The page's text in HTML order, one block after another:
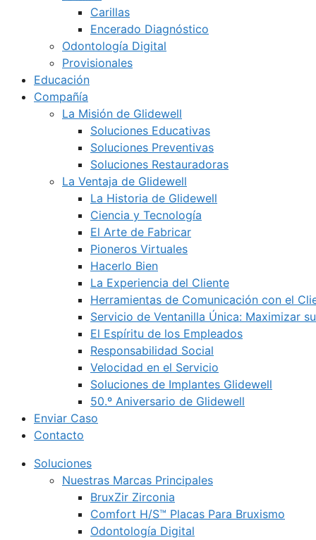
Carillas
Encerado Diagnóstico
Odontología Digital
Provisionales
Educación
Compañía
La Misión de Glidewell
Soluciones Educativas
Soluciones Preventivas
Soluciones Restauradoras
La Ventaja de Glidewell
La Historia de Glidewell
Ciencia y Tecnología
El Arte de Fabricar
Pioneros Virtuales
Hacerlo Bien
La Experiencia del Cliente
Herramientas de Comunicación con el
Servicio de Ventanilla Única: Maximizar
El Espíritu de los Empleados
Responsabilidad Social
Velocidad en el Servicio
Soluciones de Implantes Glidewell
50.º Aniversario de Glidewell
Enviar Caso
Contacto
Soluciones
Nuestras Marcas Principales
BruxZir Zirconia
Comfort H/S™ Placas Para Bruxismo
Odontología Digital